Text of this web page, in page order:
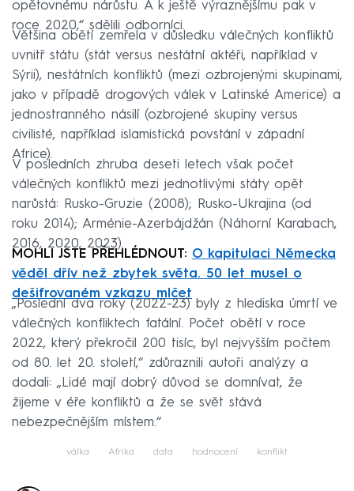
opětovnému nárůstu. A k ještě výraznějšímu pak v
roce 2020,“ sdělili odborníci.
Většina obětí zemřela v důsledku válečných konfliktů
uvnitř státu (stát versus nestátní aktéři, například v
Sýrii), nestátních konfliktů (mezi ozbrojenými skupinami,
jako v případě drogových válek v Latinské Americe) a
jednostranného násilí (ozbrojené skupiny versus
civilisté, například islamistická povstání v západní
Africe).
V posledních zhruba deseti letech však počet
válečných konfliktů mezi jednotlivými státy opět
narůstá: Rusko-Gruzie (2008); Rusko-Ukrajina (od
roku 2014); Arménie-Azerbájdžán (Náhorní Karabach,
2016, 2020, 2023).
MOHLI JSTE PŘEHLÉDNOUT: O kapitulaci Německa
věděl dřív než zbytek světa. 50 let musel o
dešifrovaném vzkazu mlčet
„Poslední dva roky (2022-23) byly z hlediska úmrtí ve
válečných konfliktech fatální. Počet obětí v roce
2022, který překročil 200 tisíc, byl nejvyšším počtem
od 80. let 20. století,“ zdůraznili autoři analýzy a
dodali: „Lidé mají dobrý důvod se domnívat, že
žijeme v éře konfliktů a že se svět stává
nebezpečnějším místem.“
válka Afrika data hodnocení konflikt